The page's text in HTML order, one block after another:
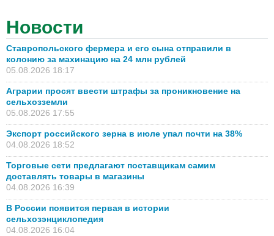
Новости
Ставропольского фермера и его сына отправили в
колонию за махинацию на 24 млн рублей
05.08.2026 18:17
Аграрии просят ввести штрафы за проникновение на
сельхозземли
05.08.2026 17:55
Экспорт российского зерна в июле упал почти на 38%
04.08.2026 18:52
Торговые сети предлагают поставщикам самим
доставлять товары в магазины
04.08.2026 16:39
В России появится первая в истории
сельхозэнциклопедия
04.08.2026 16:04